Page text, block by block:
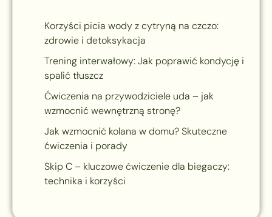
Korzyści picia wody z cytryną na czczo:
zdrowie i detoksykacja
Trening interwałowy: Jak poprawić kondycję i
spalić tłuszcz
Ćwiczenia na przywodziciele uda – jak
wzmocnić wewnętrzną stronę?
Jak wzmocnić kolana w domu? Skuteczne
ćwiczenia i porady
Skip C – kluczowe ćwiczenie dla biegaczy:
technika i korzyści